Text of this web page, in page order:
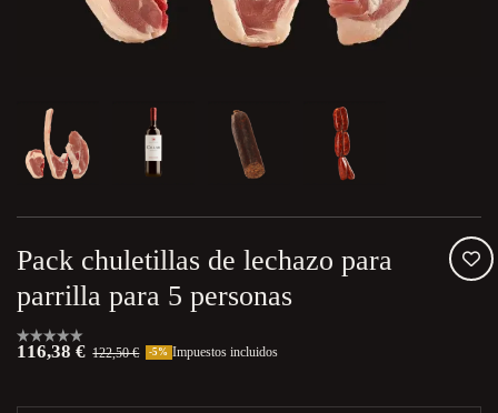
Pack chuletillas de lechazo para
parrilla para 5 personas
116,38 € 122,50 € -5% Impuestos incluidos